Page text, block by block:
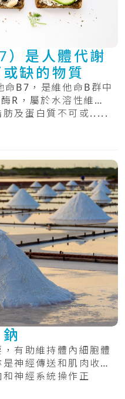
）是人體代謝
缺的物質
B7，是維他命B群中
R，屬於水溶性維生
及蛋白質不可或.....
有助維持體內細胞體
神經傳送和肌肉收縮
神經系統操作正